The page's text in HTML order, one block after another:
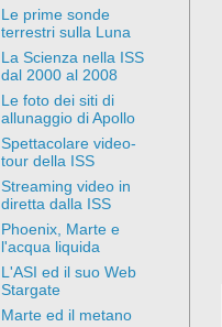
Le prime sonde
terrestri sulla Luna
La Scienza nella ISS
dal 2000 al 2008
Le foto dei siti di
allunaggio di Apollo
Spettacolare video-
tour della ISS
Streaming video in
diretta dalla ISS
Phoenix, Marte e
l'acqua liquida
L'ASI ed il suo Web
Stargate
Marte ed il metano